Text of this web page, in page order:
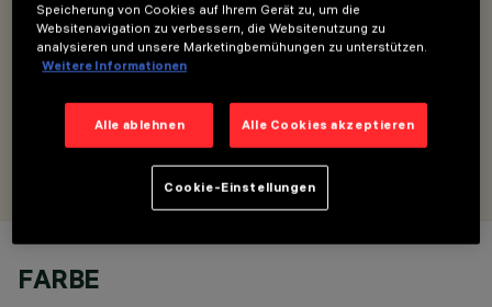
BESCHREIBUNG
ENTWORFEN VON
FARBE
Speicherung von Cookies auf Ihrem Gerät zu, um die
Websitenavigation zu verbessern, die Websitenutzung zu
analysieren und unsere Marketingbemühungen zu unterstützen.
Weitere Informationen
Alle ablehnen Alle Cookies akzeptieren
Cookie-Einstellungen